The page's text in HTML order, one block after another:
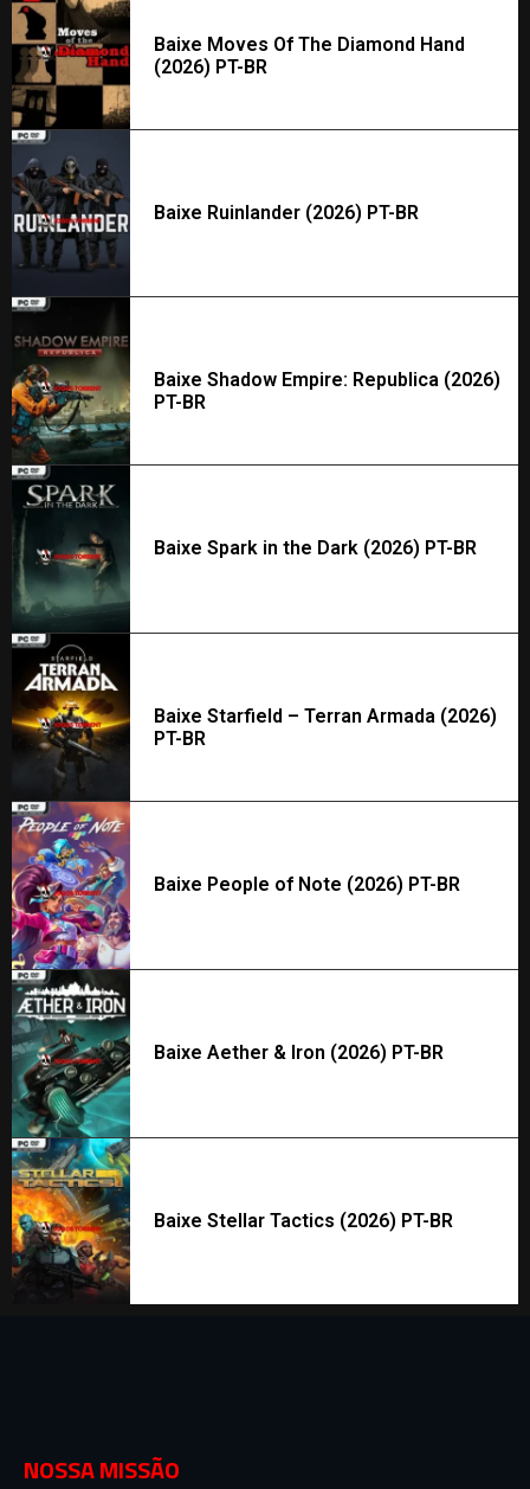
Baixe Moves Of The Diamond Hand
(2026) PT-BR
Baixe Ruinlander (2026) PT-BR
Baixe Shadow Empire: Republica (2026)
PT-BR
Baixe Spark in the Dark (2026) PT-BR
Baixe Starfield – Terran Armada (2026)
PT-BR
Baixe People of Note (2026) PT-BR
Baixe Aether & Iron (2026) PT-BR
Baixe Stellar Tactics (2026) PT-BR
NOSSA MISSÃO